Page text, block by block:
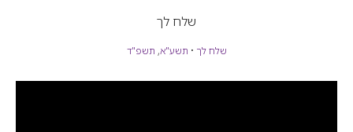
שלח לך
שלח לך • תשע"א, תשפ"ד